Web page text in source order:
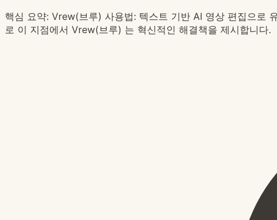
핵심 요약: Vrew(브루) 사용법: 텍스트 기반 AI 영상 편집으로
로 이 지점에서 Vrew(브루) 는 혁신적인 해결책을 제시합니다.